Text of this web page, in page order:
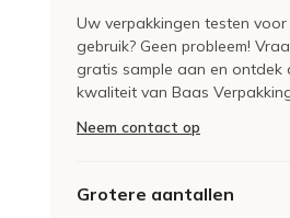
Uw verpakkingen testen voor
gebruik? Geen probleem!
gratis sample aan en ontdek
kwaliteit van Baas
Neem contact op
Grotere aantallen